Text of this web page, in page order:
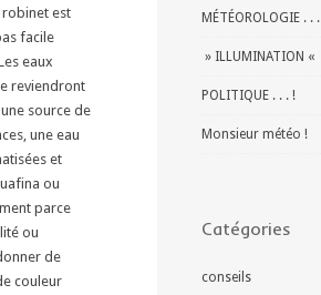
robinet est
facile
eaux
reviendront
source de
une eau
et
ou
parce
ou
de
couleur
MÉTÉOROLOGIE . . .
» ILLUMINATION «
POLITIQUE . . . !
Monsieur météo !
Catégories
conseils